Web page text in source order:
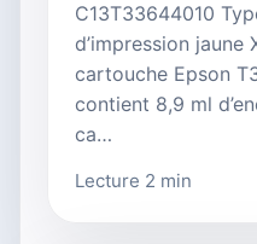
C13T33644010
d’impression jaune
cartouche Epson
contient 8,9 ml
ca…
Lecture 2 min